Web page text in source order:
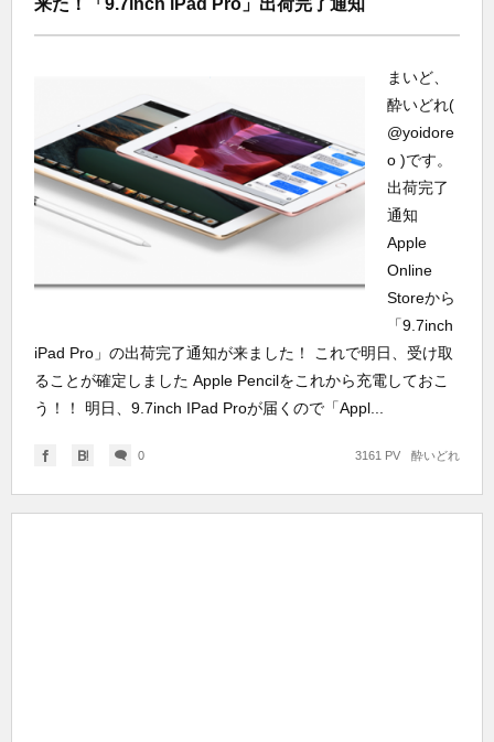
来た！「9.7inch iPad Pro」出荷完了通知
まいど、
酔いどれ(
@yoidore
o )です。
出荷完了
通知
Apple
Online
Storeから
「9.7inch
iPad Pro」の出荷完了通知が来ました！ これで明日、受け取
ることが確定しました Apple Pencilをこれから充電しておこ
う！！ 明日、9.7inch IPad Proが届くので「Appl...
0 酔いどれ
3161 PV